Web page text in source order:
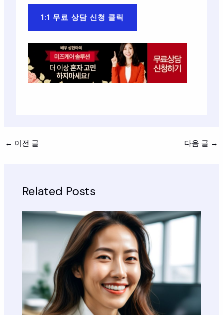
1:1 무료 상담 신청 클릭
← 이전 글 다음 글 →
Related Posts